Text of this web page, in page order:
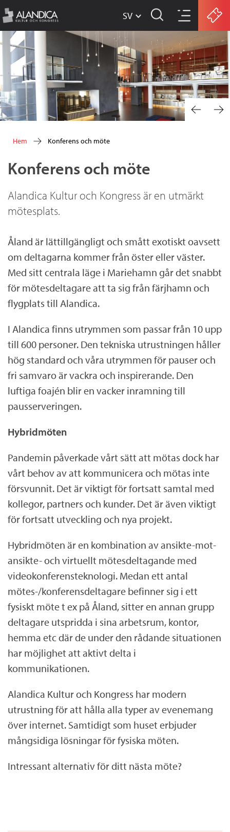
Hoppa
till
huvudinnehåll
w
w
w
.
a
l
n
d
c
a
x
SV
Du
är
här
Hem Konferens och möte
Konferens och möte
Alandica Kultur och Kongress är en utmärkt
mötesplats.
Åland är lättillgängligt och smått exotiskt oavsett
om deltagarna kommer från öster eller väster.
Med sitt centrala läge i Mariehamn går det snabbt
för mötesdeltagare att ta sig från färjhamn och
flygplats till Alandica.
I Alandica finns utrymmen som passar från 10 upp
till 600 personer. Den tekniska utrustningen håller
hög standard och våra utrymmen för pauser och
fri samvaro är vackra och inspirerande. Den
luftiga foajén blir en vacker inramning till
pausserveringen.
Hybridmöten
Pandemin påverkade vårt sätt att mötas dock har
vårt behov av att kommunicera och mötas inte
försvunnit. Det är viktigt för fortsatt samtal med
kollegor, partners och kunder. Det är även viktigt
för fortsatt utveckling och nya projekt.
Hybridmöten är en kombination av ansikte-mot-
ansikte- och virtuellt mötesdeltagande med
videokonferensteknologi. Medan ett antal
mötes-/konferensdeltagare befinner sig i ett
fysiskt möte t ex på Åland, sitter en annan grupp
deltagare utspridda i sina arbetsrum, kontor,
hemma etc där de under den rådande situationen
har möjlighet att aktivt delta i
kommunikationen.
Alandica Kultur och Kongress har modern
utrustning för att hålla alla typer av evenemang
över internet. Samtidigt som huset erbjuder
mångsidiga lösningar för fysiska möten.
Intressant alternativ för ditt nästa möte?